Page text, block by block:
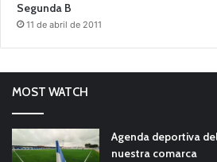
Segunda B
11 de abril de 2011
MOST WATCH
Agenda deportiva
nuestra comarca